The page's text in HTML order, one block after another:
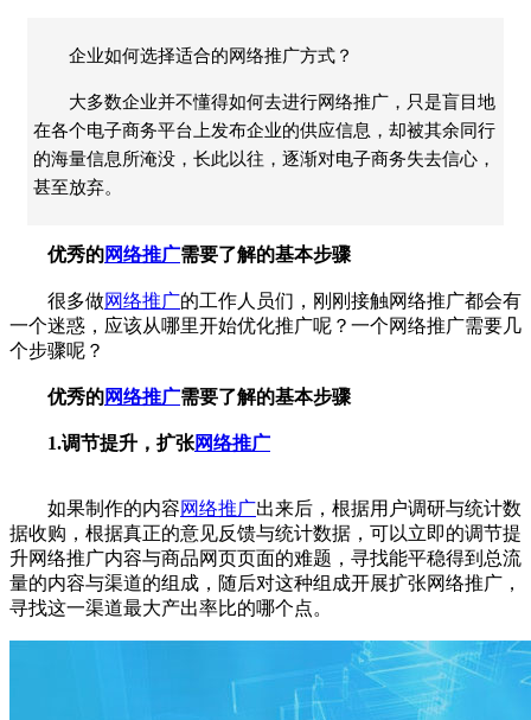
企业如何选择适合的网络推广方式？
大多数企业并不懂得如何去进行网络推广，只是盲目地
在各个电子商务平台上发布企业的供应信息，却被其余同行
的海量信息所淹没，长此以往，逐渐对电子商务失去信心，
甚至放弃。
优秀的网络推广需要了解的基本步骤
很多做网络推广的工作人员们，刚刚接触网络推广都会有
一个迷惑，应该从哪里开始优化推广呢？一个网络推广需要几
个步骤呢？
优秀的网络推广需要了解的基本步骤
1.调节提升，扩张网络推广
如果制作的内容网络推广出来后，根据用户调研与统计数
据收购，根据真正的意见反馈与统计数据，可以立即的调节提
升网络推广内容与商品网页页面的难题，寻找能平稳得到总流
量的内容与渠道的组成，随后对这种组成开展扩张网络推广，
寻找这一渠道最大产出率比的哪个点。